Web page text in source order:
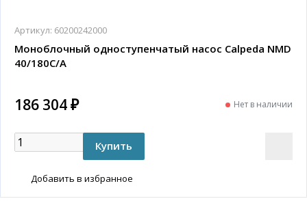
Артикул: 60200242000
Моноблочный одноступенчатый насос Calpeda NMD
40/180C/A
186 304 ₽ Нет в наличии
Добавить в избранное